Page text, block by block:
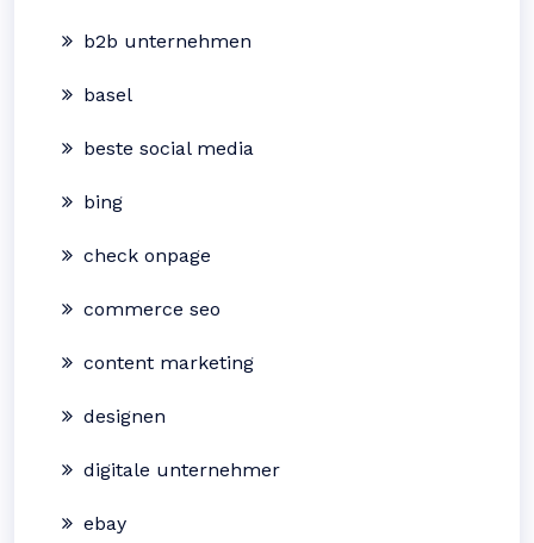
b2b unternehmen
basel
beste social media
bing
check onpage
commerce seo
content marketing
designen
digitale unternehmer
ebay